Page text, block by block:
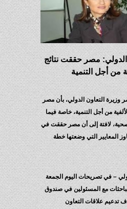
مصر حققت نتائج
التنمية
الدولي، بأن مصر
أجل التنمية، خاصة فيما
لافتة إلى أن مصر حققت في
التي وضعتها خطة
تصريحات اليوم الجمعة
مع المسئولين في صندوق
علاقات التعاون